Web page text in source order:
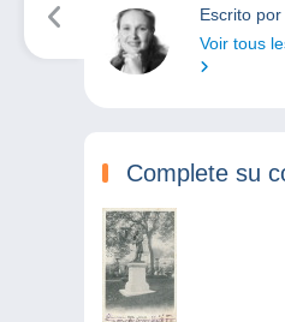
Escrito por
Voir tous
Complete su